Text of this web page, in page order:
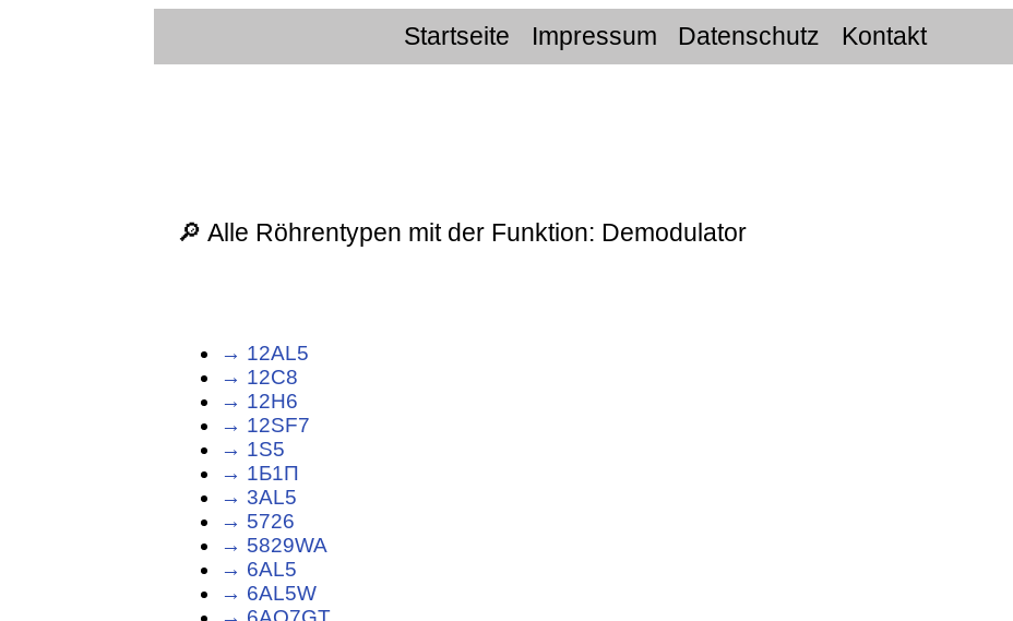
Startseite Impressum Datenschutz Kontakt
🔎 Alle Röhrentypen mit der Funktion: Demodulator
→ 12AL5
→ 12C8
→ 12H6
→ 12SF7
→ 1S5
→ 1Б1П
→ 3AL5
→ 5726
→ 5829WA
→ 6AL5
→ 6AL5W